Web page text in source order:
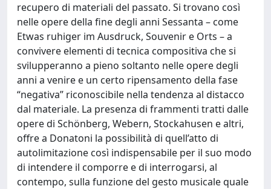
recupero di materiali del passato. Si trovano così
nelle opere della fine degli anni Sessanta – come
Etwas ruhiger im Ausdruck, Souvenir e Orts – a
convivere elementi di tecnica compositiva che si
svilupperanno a pieno soltanto nelle opere degli
anni a venire e un certo ripensamento della fase
“negativa” riconoscibile nella tendenza al distacco
dal materiale. La presenza di frammenti tratti dalle
opere di Schönberg, Webern, Stockahusen e altri,
offre a Donatoni la possibilità di quell’atto di
autolimitazione così indispensabile per il suo modo
di intendere il comporre e di interrogarsi, al
contempo, sulla funzione del gesto musicale quale